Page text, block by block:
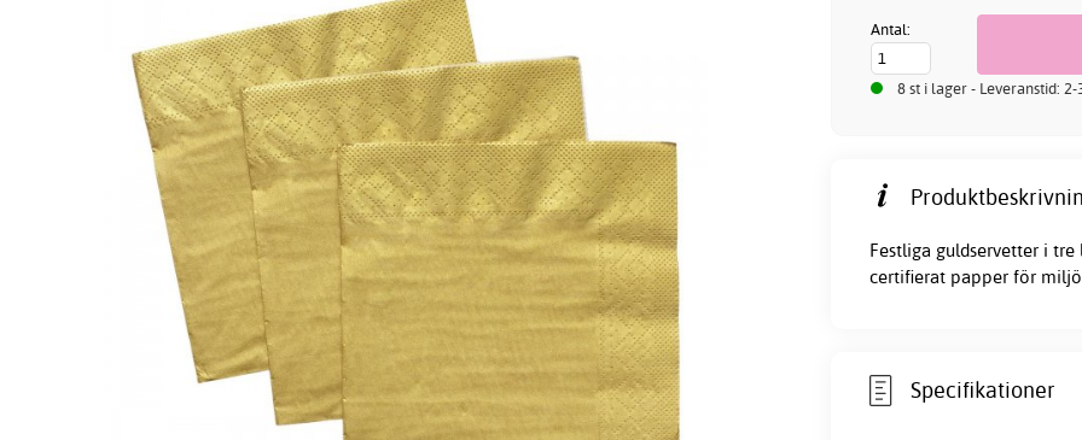
Antal:
8 st i lager - Leveranstid:
Festliga guldservetter i
certifierat papper för
Specifikationer